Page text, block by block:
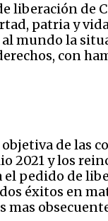
liberación de
patria y
mundo la
con
de las
2021 y los
el pedido de
éxitos en
mas